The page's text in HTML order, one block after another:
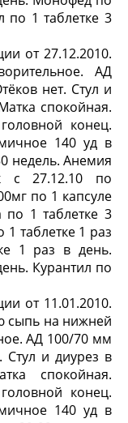
по 1 таблетке 3
от 27.12.2010.
АД
нет. Стул и
спокойная.
конец.
140 уд в
недель. Анемия
с 27.12.10 по
по 1 капсуле
по 1 таблетке 3
таблетке 1 раз
1 раз в день.
Курантил по
от 11.01.2010.
сыпь на нижней
АД 100/70 мм
Стул и диурез в
спокойная.
конец.
140 уд в